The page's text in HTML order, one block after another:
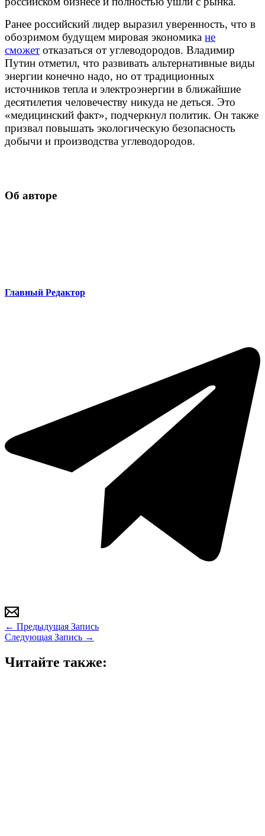
Ранее российский лидер выразил уверенность, что в
обозримом будущем мировая экономика не
сможет отказаться от углеводородов. Владимир
Путин отметил, что развивать альтернативные виды
энергии конечно надо, но от традиционных
источников тепла и электроэнергии в ближайшие
десятилетия человечеству никуда не деться. Это
«медицинский факт», подчеркнул политик. Он также
призвал повышать экологическую безопасность
добычи и производства углеводородов.
Об авторе
Главный Редактор
← Предыдущая Запись
Следующая Запись →
Читайте также: